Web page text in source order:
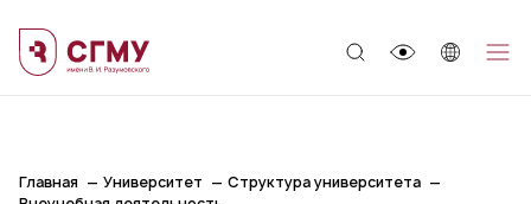
Главная Университет
Структура университета